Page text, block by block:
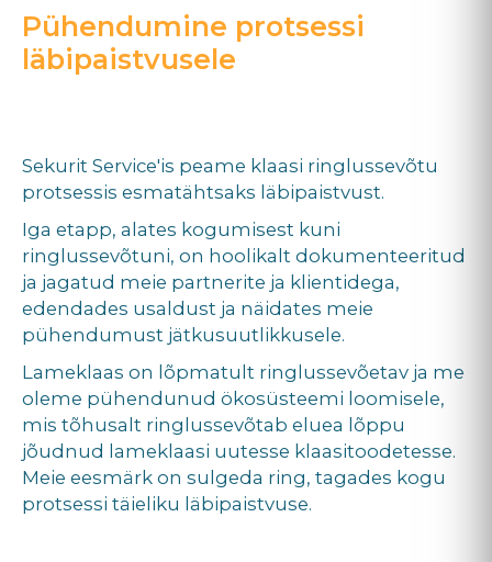
Pühendumine protsessi
läbipaistvusele
Sekurit Service'is peame klaasi ringlussevõtu
protsessis esmatähtsaks läbipaistvust.
Iga etapp, alates kogumisest kuni
ringlussevõtuni, on hoolikalt dokumenteeritud
ja jagatud meie partnerite ja klientidega,
edendades usaldust ja näidates meie
pühendumust jätkusuutlikkusele.
Lameklaas on lõpmatult ringlussevõetav ja me
oleme pühendunud ökosüsteemi loomisele,
mis tõhusalt ringlussevõtab eluea lõppu
jõudnud lameklaasi uutesse klaasitoodetesse.
Meie eesmärk on sulgeda ring, tagades kogu
protsessi täieliku läbipaistvuse.